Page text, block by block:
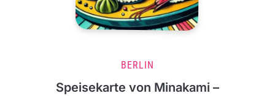
BERLIN
Speisekarte von Minakami –